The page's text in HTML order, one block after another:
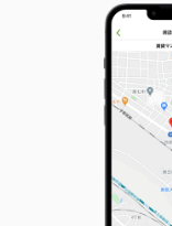
間取り
熊本県熊本市西区
価
住
専
間取